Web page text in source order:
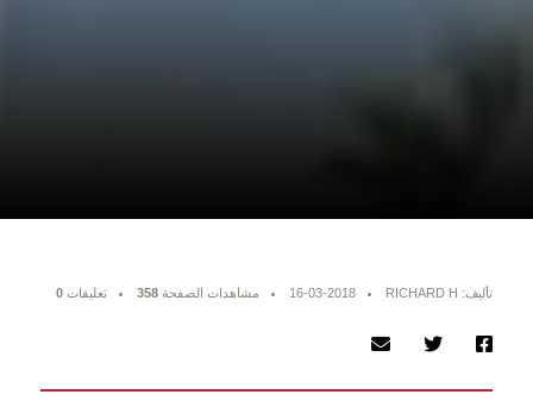
تأليف: RICHARD H 16-03-2018 مشاهدات الصفحة 358 تعليقات 0